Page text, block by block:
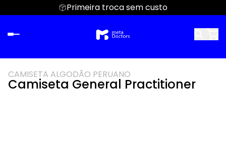
Primeira troca sem custo
CAMISETA ALGODÃO PERUANO
Camiseta General Practitioner